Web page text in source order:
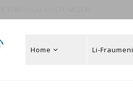
Home Li-Fraumeni